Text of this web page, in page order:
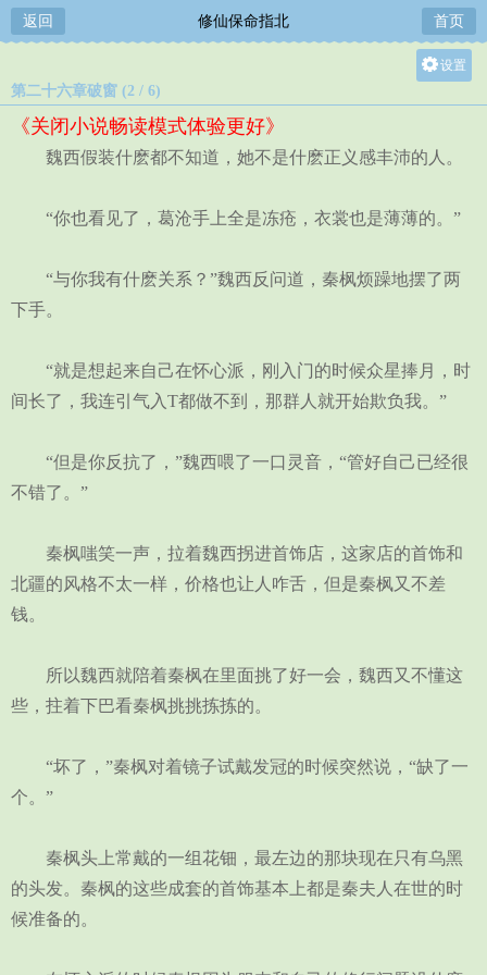
返回 修仙保命指北 首页
设置
中
第二十六章破窗 (2 / 6)
《关闭小说畅读模式体验更好》
魏西假装什麽都不知道，她不是什麽正义感丰沛的人。
“你也看见了，葛沧手上全是冻疮，衣裳也是薄薄的。”
“与你我有什麽关系？”魏西反问道，秦枫烦躁地摆了两
下手。
“就是想起来自己在怀心派，刚入门的时候众星捧月，时
间长了，我连引气入T都做不到，那群人就开始欺负我。”
“但是你反抗了，”魏西喂了一口灵音，“管好自己已经很
不错了。”
秦枫嗤笑一声，拉着魏西拐进首饰店，这家店的首饰和
北疆的风格不太一样，价格也让人咋舌，但是秦枫又不差
钱。
所以魏西就陪着秦枫在里面挑了好一会，魏西又不懂这
些，拄着下巴看秦枫挑挑拣拣的。
“坏了，”秦枫对着镜子试戴发冠的时候突然说，“缺了一
个。”
秦枫头上常戴的一组花钿，最左边的那块现在只有乌黑
的头发。秦枫的这些成套的首饰基本上都是秦夫人在世的时
候准备的。